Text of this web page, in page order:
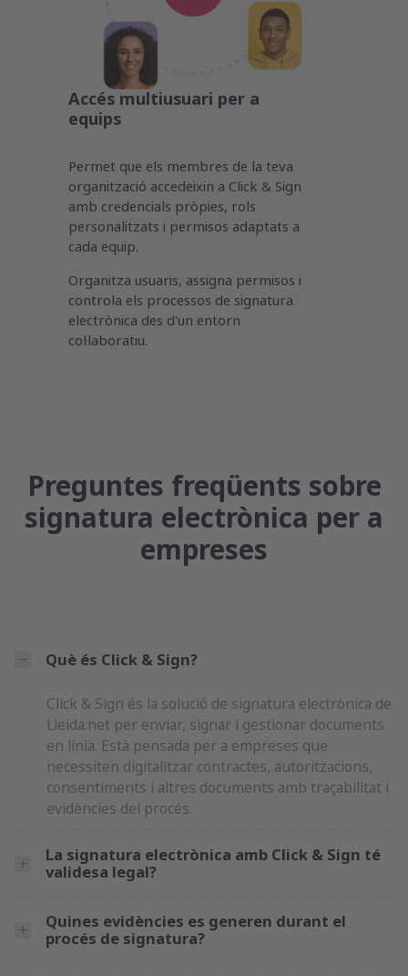
Accés multiusuari per a
equips
Permet que els membres de la teva
organització accedeixin a Click & Sign
amb credencials pròpies, rols
personalitzats i permisos adaptats a
cada equip.
Organitza usuaris, assigna permisos i
controla els processos de signatura
electrònica des d'un entorn
col·laboratiu.
Preguntes freqüents sobre
signatura electrònica per a
empreses
Què és Click & Sign?
Click & Sign és la solució de signatura electrònica de
Lleida.net per enviar, signar i gestionar documents
en línia. Està pensada per a empreses que
necessiten digitalitzar contractes, autoritzacions,
consentiments i altres documents amb traçabilitat i
evidències del procés.
La signatura electrònica amb Click & Sign té
validesa legal?
Quines evidències es generen durant el
procés de signatura?